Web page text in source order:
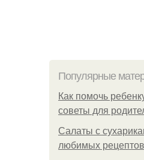
Популярные
Как помочь
советы для
Салаты с
любимых